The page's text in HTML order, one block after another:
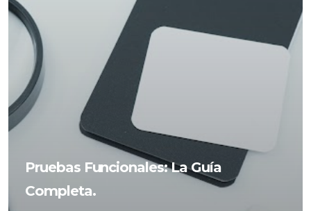
Pruebas Funcionales: La Guía
Completa.